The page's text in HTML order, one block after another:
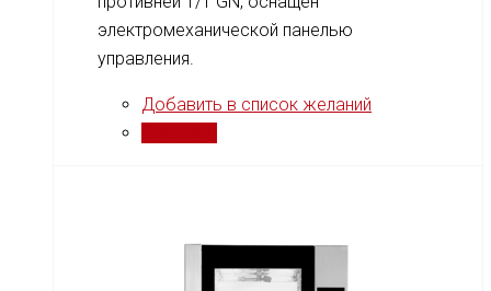
электромеханической панелью
управления.
Добавить в список желаний